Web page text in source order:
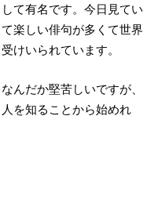
て有名です。今日見てい
楽しい俳句が多くて世界
けいられています。
んだか堅苦しいですが、
を知ることから始めれ